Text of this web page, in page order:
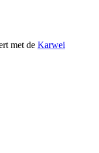
met de Karwei